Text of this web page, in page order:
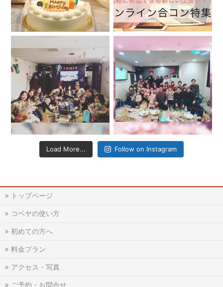
Load More... Follow on Instagram
トップページ
コベヤの使い方
初めての方へ
料金プラン
アクセス・写真
ご予約・お問合せ